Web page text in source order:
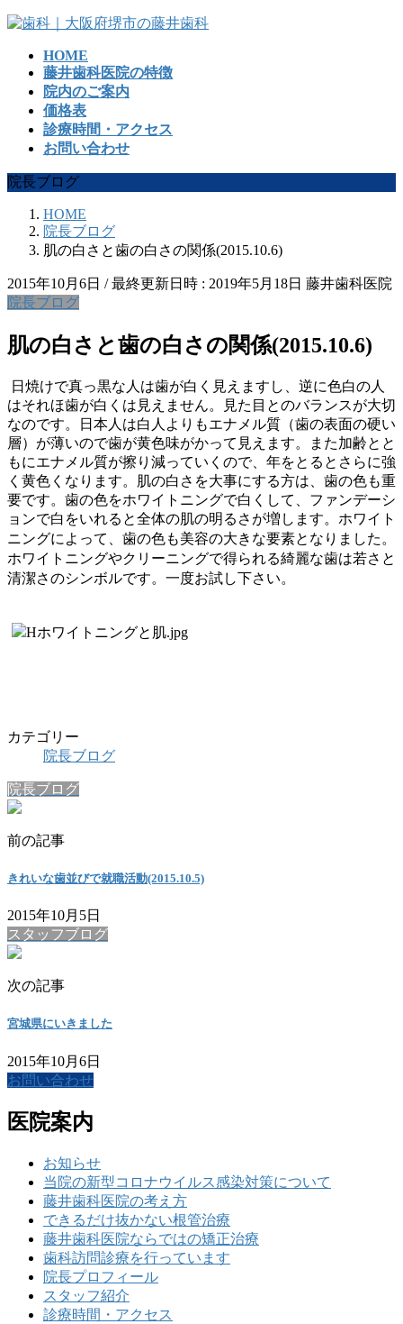
コ
ッ
プ
ナ
移
動
HOME
藤井歯科医院の特徴
院内のご案内
価格表
診療時間・アクセス
お問い合わせ
院長ブログ
HOME
院長ブログ
肌の白さと歯の白さの関係(2015.10.6)
2015年10月6日 / 最終更新日時 : 2019年5月18日 藤井歯科医院
院長ブログ
肌の白さと歯の白さの関係(2015.10.6)
日焼けで真っ黒な人は歯が白く見えますし、逆に色白の人
はそれほ歯が白くは見えません。見た目とのバランスが大切
なのです。日本人は白人よりもエナメル質（歯の表面の硬い
層）が薄いので歯が黄色味がかって見えます。また加齢とと
もにエナメル質が擦り減っていくので、年をとるとさらに強
く黄色くなります。肌の白さを大事にする方は、歯の色も重
要です。歯の色をホワイトニングで白くして、ファンデーシ
ョンで白をいれると全体の肌の明るさが増します。ホワイト
ニングによって、歯の色も美容の大きな要素となりました 。
ホワイトニングやクリーニングで得られる綺麗な歯は若さと
清潔さのシンボルです。一度お試し下さい。
カテゴリー
院長ブログ
院長ブログ
前の記事
きれいな歯並びで就職活動(2015.10.5)
2015年10月5日
スタッフブログ
次の記事
宮城県にいきました
2015年10月6日
お問い合わせ
医院案内
お知らせ
当院の新型コロナウイルス感染対策について
藤井歯科医院の考え方
できるだけ抜かない根管治療
藤井歯科医院ならではの矯正治療
歯科訪問診療を行っています
院長プロフィール
スタッフ紹介
診療時間・アクセス